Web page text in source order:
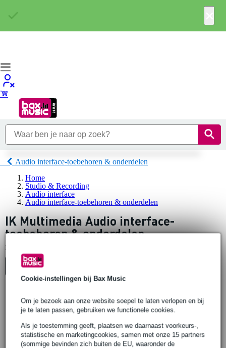
Cookie-instellingen bij Bax Music
Om je bezoek aan onze website soepel te laten verlopen en bij
je te laten passen, gebruiken we functionele cookies.
Als je toestemming geeft, plaatsen we daarnaast voorkeurs-,
statistische en marketingcookies, samen met onze 15 partners
(sommige bevinden zich buiten de EU, waaronder de
Audio interface-toebehoren & onderdelen
Home
Studio & Recording
Audio interface
Audio interface-toebehoren & onderdelen
IK Multimedia Audio interface-
toebehoren & onderdelen
Er is
Top-10
1 review
IK Multimedia iRig PSU 3A
voedingsadapter voor iRig Pro I/O